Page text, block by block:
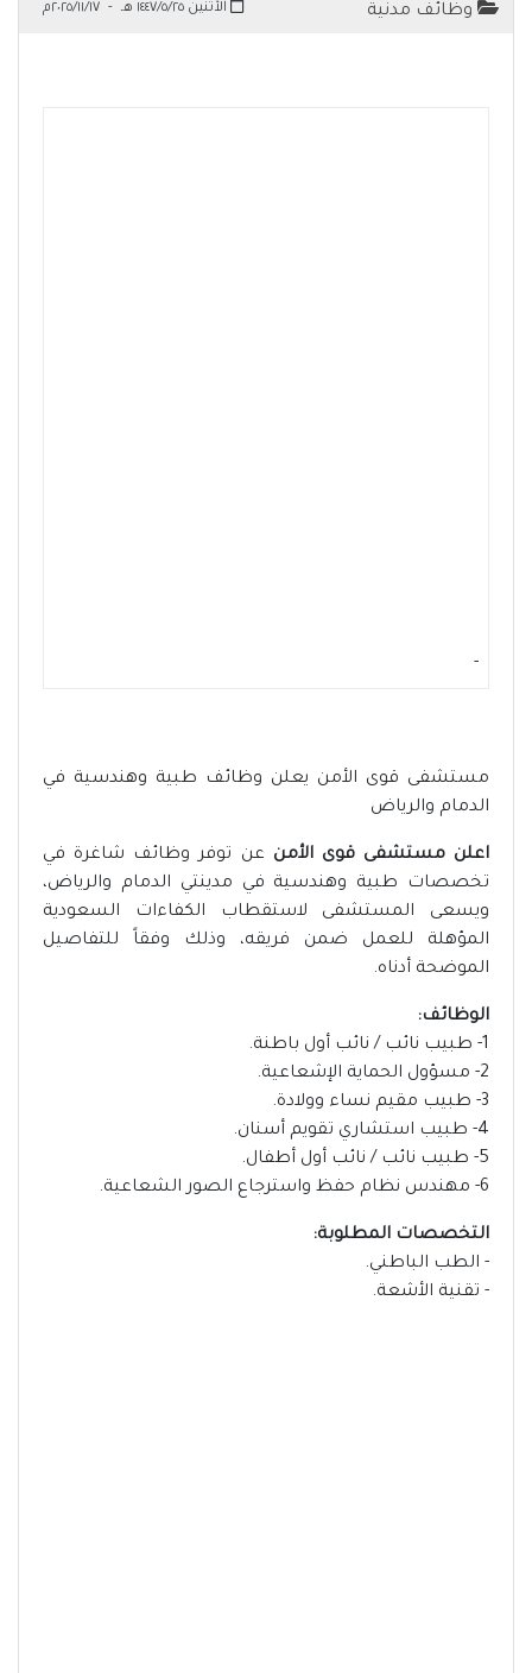
وظائف مدنية الأثنين ١٤٤٧/٥/٢٥ هـ - ٢٠٢٥/١١/١٧م
-
مستشفى قوى الأمن يعلن وظائف طبية وهندسية في
الدمام والرياض
اعلن مستشفى قوى الأمن عن توفر وظائف شاغرة في
تخصصات طبية وهندسية في مدينتي الدمام والرياض،
ويسعى المستشفى لاستقطاب الكفاءات السعودية
المؤهلة للعمل ضمن فريقه، وذلك وفقاً للتفاصيل
الموضحة أدناه.
الوظائف:
1- طبيب نائب / نائب أول باطنة.
2- مسؤول الحماية الإشعاعية.
3- طبيب مقيم نساء وولادة.
4- طبيب استشاري تقويم أسنان.
5- طبيب نائب / نائب أول أطفال.
6- مهندس نظام حفظ واسترجاع الصور الشعاعية.
التخصصات المطلوبة:
- الطب الباطني.
- تقنية الأشعة.